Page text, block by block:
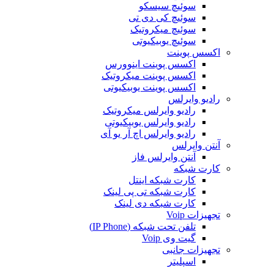
سوئیچ سیسکو
سوئیچ کی دی تی
سوئیچ میکروتیک
سوئیچ یوبیکیوتی
اکسس پوینت
اکسس پوینت اینوورس
اکسس پوینت میکروتیک
اکسس پوینت یوبیکیوتی
رادیو وایرلس
رادیو وایرلس میکروتیک
رادیو وایرلس یوبیکیوتی
رادیو وایرلس اچ آر یو آی
آنتن وایرلس
آنتن وایرلس فاز
کارت شبکه
کارت شبکه اینتل
کارت شبکه تی پی لینک
کارت شبکه دی لینک
تجهیزات Voip
تلفن تحت شبکه (IP Phone)
گیت وی Voip
تجهیزات جانبی
اسپلیتر